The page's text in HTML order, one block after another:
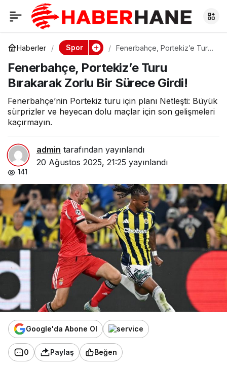
Haberler Spor
Fenerbahçe, Portekiz’e Turu
Girdi!
Fenerbahçe, Portekiz’e Turu
Bırakarak Zorlu Bir Sürece Girdi!
Fenerbahçe’nin Portekiz turu için planı Netleşti: Büyük
sürprizler ve heyecan dolu maçlar için son gelişmeleri
kaçırmayın.
admin tarafından yayınlandı
20 Ağustos 2025, 21:25 yayınlandı
141
Google'da Abone Ol
0 Paylaş Beğen
Fenerbahçe,
Portekiz’e Turu
Bırakarak Zorlu Bir
Sürece Girdi!